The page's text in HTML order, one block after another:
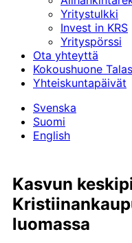
Yritystulkki
Invest in KRS
Yrityspörssi
Ota yhteyttä
Kokoushuone Talas
Yhteiskuntapäivät
Svenska
Suomi
English
Kasvun
luomassa